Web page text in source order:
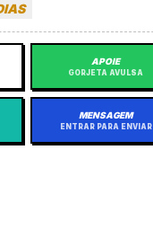
APOIE
GORJETA AVULSA
MENSAGEM
ENTRAR PARA ENVIAR